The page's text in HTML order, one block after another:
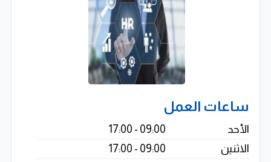
مسبقًا تلبي احتياجات العملاء.
تبدأ عملية التوظيف بتحديد دقيق للوظائف المطلوبة، ثم يتم
فرز المرشحين وفقًا للمعايير المتفق عليها، تليها المقابلات
الشخصية التي تُجرى إما بحضور ممثلي الجهة الطالبة للتوظيف
أفضل المرشحين لشغل الوظائف في مختلف التخصصات.
كوادر بشرية مؤهلة ودعم تكنولوجي متطور
ساعات العمل
الأحد
09:00 - 17:00
الاثنين
09:00 - 17:00